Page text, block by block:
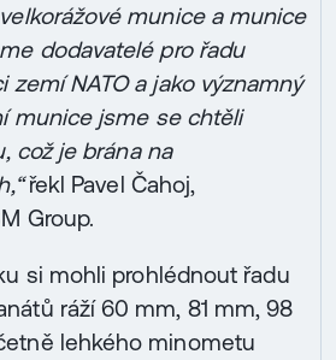
munice a munice
dodavatelé pro řadu
zemí NATO a jako významný
munice jsme se chtěli
což je brána na
řekl Pavel Čahoj,
Group.
si mohli prohlédnout řadu
ráží 60 mm, 81 mm, 98
lehkého minometu